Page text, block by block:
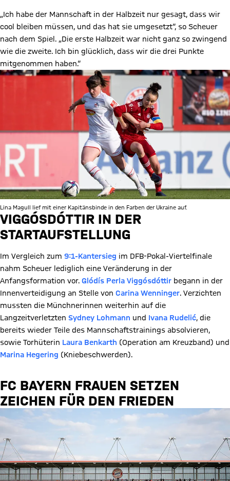
„Ich habe der Mannschaft in der Halbzeit nur gesagt, dass wir
cool bleiben müssen, und das hat sie umgesetzt“, so Scheuer
nach dem Spiel. „Die erste Halbzeit war nicht ganz so zwingend
wie die zweite. Ich bin glücklich, dass wir die drei Punkte
mitgenommen haben.“
Lina Magull lief mit einer Kapitänsbinde in den Farben der Ukraine auf.
VIGGÓSDÓTTIR IN DER
STARTAUFSTELLUNG
Im Vergleich zum 9:1-Kantersieg im DFB-Pokal-Viertelfinale
nahm Scheuer lediglich eine Veränderung in der
Anfangsformation vor. Glódís Perla Viggósdóttir begann in der
Innenverteidigung an Stelle von Carina Wenninger. Verzichten
mussten die Münchnerinnen weiterhin auf die
Langzeitverletzten Sydney Lohmann und Ivana Rudelić, die
bereits wieder Teile des Mannschaftstrainings absolvieren,
sowie Torhüterin Laura Benkarth (Operation am Kreuzband) und
Marina Hegering (Kniebeschwerden).
FC BAYERN FRAUEN SETZEN
ZEICHEN FÜR DEN FRIEDEN